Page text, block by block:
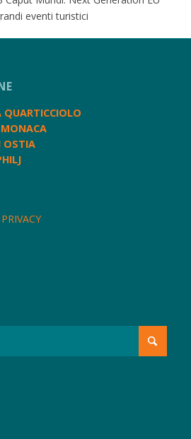
eventi turistici
QUARTICCIOLO
OSTIA